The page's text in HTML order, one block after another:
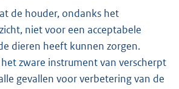
de houder, ondanks het
niet voor een acceptabele
dieren heeft kunnen zorgen.
zware instrument van verscherpt
gevallen voor verbetering van de